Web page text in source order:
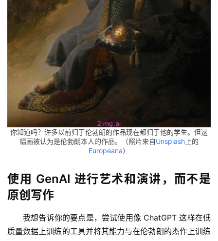
你知道吗？许多以前归于伦勃朗的作品现在都归于他的学生。但这
幅画被认为是伦勃朗本人的作品。（照片来自Unsplash 上的
Europeana）
使用 GenAI 进行艺术和演讲，而不是
原创写作
我想告诉你的要点是，尝试使用像 ChatGPT 这样在低
质量数据上训练的工具并将其能力与在伦勃朗的杰作上训练